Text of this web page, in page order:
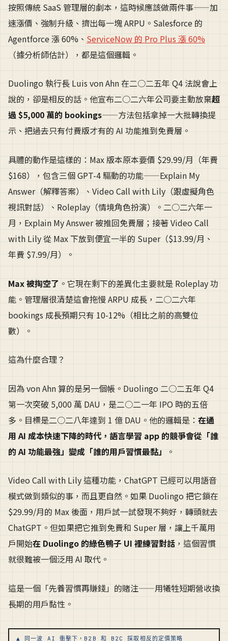
按照傳統 SaaS 管理層的劇本，這時候應該做兩件事——加
速漲價、強制升級、擠出每一塊 ARPU。Salesforce 的
Agentforce 漲 60%、 ServiceNow 的 Pro Plus 漲 60%
（據分析師估計），都是這個邏輯。
Duolingo 執行長 Luis von Ahn 在二○二五年 Q4 法說會上
說的，卻是相反的話。他宣布二○二六年公司要主動放棄超
過 $5,000 萬的 bookings——方法包括拿掉一大批轉換提
示、把過去只有付費版才有的 AI 功能推到免費層。
具體的動作是這樣的：Max 版本原本要價 $29.99/月（年費
$168），包含三個 GPT-4 驅動的功能——Explain My
Answer（解釋答案）、Video Call with Lily（跟虛擬角色
視訊對話）、Roleplay（情境角色扮演）。二○二六年一
月，Explain My Answer 被推回免費層；接著 Video Call
with Lily 從 Max 下放到便宜一半的 Super（$13.99/月、
年費 $7.99/月）。
Max 被掏空了 。它現在剩下的差異化主要就是 Roleplay 功
能。管理層很清楚這會拖慢 ARPU 成長，二○二六年
bookings 成長預期只有 10-12%（相比之前的高雙位
數）。
這為什麼合理？
因為 von Ahn 算的是另一個帳。Duolingo 二○二五年 Q4
第一次突破 5,000 萬 DAU，是二○二一年 IPO 時的五倍
多。目標是二○二八年達到 1 億 DAU。他的邏輯是： 在通
用 AI 成本快速下降的時代，語言學習 app 的競爭會從「誰
的 AI 功能最強」變成「誰的用戶習慣最黏」
。
Video Call with Lily 這種功能，ChatGPT 已經可以用語音
模式做到類似的事，而且更自然。如果 Duolingo 把它鎖在
$29.99/月的 Max 後面，用戶試一試發現不夠好，轉頭就去
ChatGPT。但如果把它推到免費和 Super 層，讓上千萬用
戶開始在 Duolingo 的綠色鴨子 UI 裡練習對話 ，這個習慣
就很難被一個泛用 AI 取代。
這是一個「先養習慣再賺錢」的賭注——用犧牲短期營收換
長期的用戶黏性。
▲ 同一波 AI 衝擊下，B2B 和 B2C 採取相反的定價策略